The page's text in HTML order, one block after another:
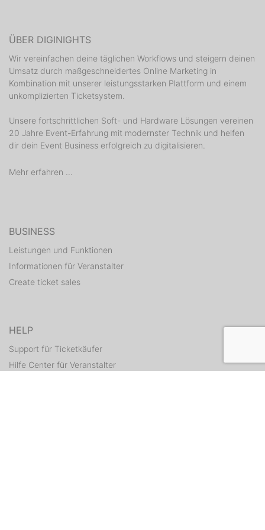
ÜBER DIGINIGHTS
Wir vereinfachen deine täglichen Workflows und steigern deinen
Umsatz durch maßgeschneidertes Online Marketing in
Kombination mit unserer leistungsstarken Plattform und einem
unkomplizierten Ticketsystem.
Unsere fortschrittlichen Soft- und Hardware Lösungen vereinen
20 Jahre Event-Erfahrung mit modernster Technik und helfen
dir dein Event Business erfolgreich zu digitalisieren.
Mehr erfahren ...
BUSINESS
Leistungen und Funktionen
Informationen für Veranstalter
Create ticket sales
HELP
Support für Ticketkäufer
Hilfe Center für Veranstalter